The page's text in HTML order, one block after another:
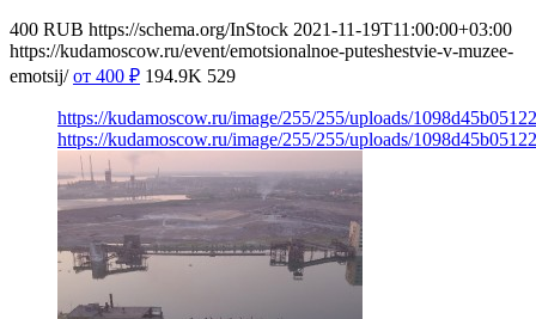
400 RUB https://schema.org/InStock 2021-11-19T11:00:00+03:00
https://kudamoscow.ru/event/emotsionalnoe-puteshestvie-v-muzee-
emotsij/ от 400 ₽ 194.9K 529
https://kudamoscow.ru/image/255/255/uploads/
https://kudamoscow.ru/image/255/255/uploads/